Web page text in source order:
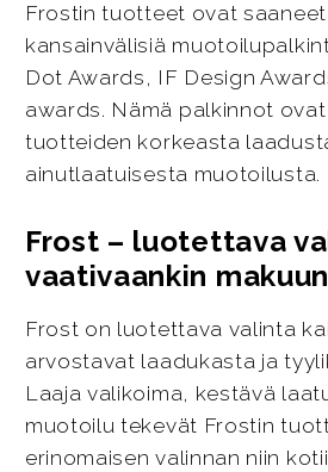
Frostin tuotteet ovat
kansainvälisiä
Dot Awards, IF Design
awards. Nämä palkinnot
tuotteiden korkeasta
ainutlaatuisesta muotoilusta.
Frost – luotettava
vaativaankin makuun
Frost on luotettava valinta
arvostavat laadukasta ja
Laaja valikoima, kestävä
muotoilu tekevät Frostin
erinomaisen valinnan niin